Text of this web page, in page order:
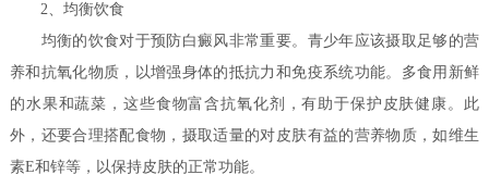
2、均衡饮食
均衡的饮食对于预防白癜风非常重要。青少年应该摄取足够的营
养和抗氧化物质，以增强身体的抵抗力和免疫系统功能。多食用新鲜
的水果和蔬菜，这些食物富含抗氧化剂，有助于保护皮肤健康。此
外，还要合理搭配食物，摄取适量的对皮肤有益的营养物质，如维生
素E和锌等，以保持皮肤的正常功能。